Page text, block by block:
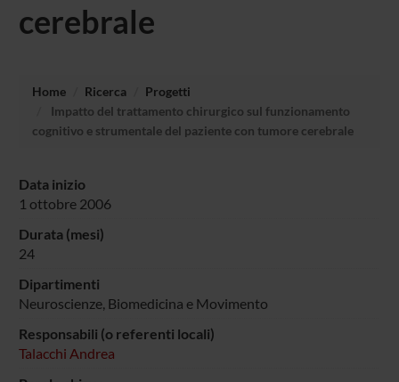
cerebrale
Home Ricerca
Progetti
Impatto del trattamento chirurgico sul funzionamento
cognitivo e strumentale del paziente con tumore cerebrale
Data inizio
1 ottobre 2006
Durata (mesi)
24
Dipartimenti
Neuroscienze, Biomedicina e Movimento
Responsabili (o referenti locali)
Talacchi Andrea